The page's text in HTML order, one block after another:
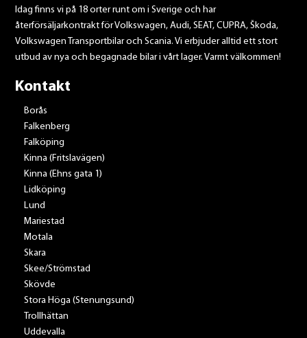
Idag finns vi på 18 orter runt om i Sverige och har
återförsäljarkontrakt för Volkswagen, Audi, SEAT, CUPRA, Škoda,
Volkswagen Transportbilar och Scania. Vi erbjuder alltid ett stort
utbud av nya och begagnade bilar i vårt lager. Varmt välkommen!
Kontakt
Borås
Falkenberg
Falköping
Kinna (Fritslavägen)
Kinna (Ehns gata 1)
Lidköping
Lund
Mariestad
Motala
Skara
Skee/Strömstad
Skövde
Stora Höga (Stenungsund)
Trollhättan
Uddevalla